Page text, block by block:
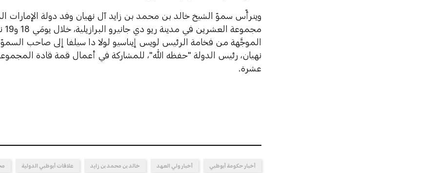
ويترأّس سموّ الشيخ خالد بن محمد بن زايد آل نهيان وفد دولة
الموجَّهة من فخامة الرئيس لويس إيناسيو لولا دا سيلفا إلى صاحب
نهيان، رئيس الدولة "حفظه الله"، للمشاركة في أعمال قمة قادة
عشرة.
أخبار حكومة أبوظبي أخبار ولي العهد خالد بن محمد بن زايد علاقات أبوظبي الدولية